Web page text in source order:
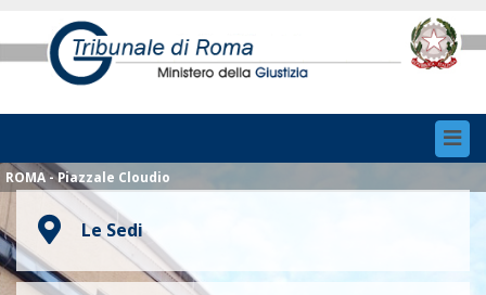
ROMA - Piazzale Cloudio
Le Sedi